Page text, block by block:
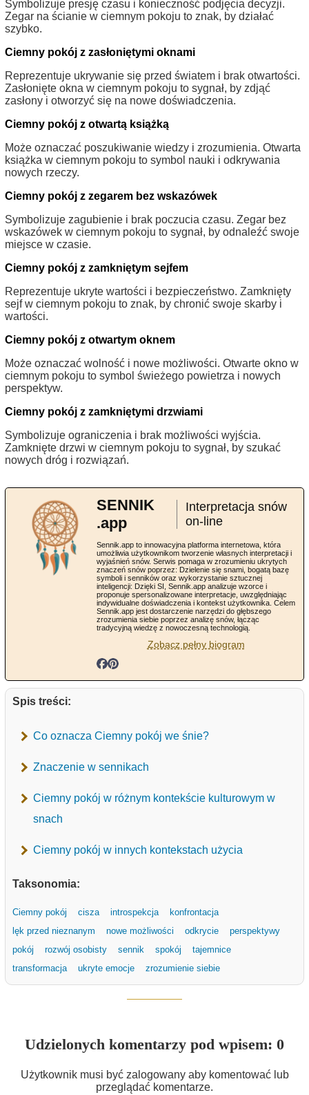
Symbolizuje presję czasu i konieczność podjęcia decyzji.
Zegar na ścianie w ciemnym pokoju to znak, by działać
szybko.
Ciemny pokój z zasłoniętymi oknami
Reprezentuje ukrywanie się przed światem i brak otwartości.
Zasłonięte okna w ciemnym pokoju to sygnał, by zdjąć
zasłony i otworzyć się na nowe doświadczenia.
Ciemny pokój z otwartą książką
Może oznaczać poszukiwanie wiedzy i zrozumienia. Otwarta
książka w ciemnym pokoju to symbol nauki i odkrywania
nowych rzeczy.
Ciemny pokój z zegarem bez wskazówek
Symbolizuje zagubienie i brak poczucia czasu. Zegar bez
wskazówek w ciemnym pokoju to sygnał, by odnaleźć swoje
miejsce w czasie.
Ciemny pokój z zamkniętym sejfem
Reprezentuje ukryte wartości i bezpieczeństwo. Zamknięty
sejf w ciemnym pokoju to znak, by chronić swoje skarby i
wartości.
Ciemny pokój z otwartym oknem
Może oznaczać wolność i nowe możliwości. Otwarte okno w
ciemnym pokoju to symbol świeżego powietrza i nowych
perspektyw.
Ciemny pokój z zamkniętymi drzwiami
Symbolizuje ograniczenia i brak możliwości wyjścia.
Zamknięte drzwi w ciemnym pokoju to sygnał, by szukać
nowych dróg i rozwiązań.
SENNIK
.app
Interpretacja snów
on-line
Sennik.app to innowacyjna platforma internetowa, która
umożliwia użytkownikom tworzenie własnych interpretacji i
wyjaśnień snów. Serwis pomaga w zrozumieniu ukrytych
znaczeń snów poprzez: Dzielenie się snami, bogatą bazę
symboli i senników oraz wykorzystanie sztucznej
inteligencji: Dzięki SI, Sennik.app analizuje wzorce i
proponuje spersonalizowane interpretacje, uwzględniając
indywidualne doświadczenia i kontekst użytkownika. Celem
Sennik.app jest dostarczenie narzędzi do głębszego
zrozumienia siebie poprzez analizę snów, łącząc
tradycyjną wiedzę z nowoczesną technologią.
Zobacz pełny biogram
Spis treści:
Co oznacza Ciemny pokój we śnie?
Znaczenie w sennikach
Ciemny pokój w różnym kontekście kulturowym w
snach
Ciemny pokój w innych kontekstach użycia
Taksonomia:
Ciemny pokój cisza introspekcja
konfrontacja
lęk przed nieznanym
nowe możliwości odkrycie
perspektywy
pokój
rozwój osobisty sennik spokój
tajemnice
transformacja
ukryte emocje zrozumienie siebie
Udzielonych komentarzy pod wpisem: 0
Użytkownik musi być zalogowany aby komentować lub
przeglądać komentarze.